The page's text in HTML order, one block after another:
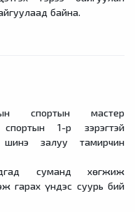
байна.
спортын мастер
1-р зэрэгтэй
залуу тамирчин
суманд хөгжиж
гарах үндэс суурь бий